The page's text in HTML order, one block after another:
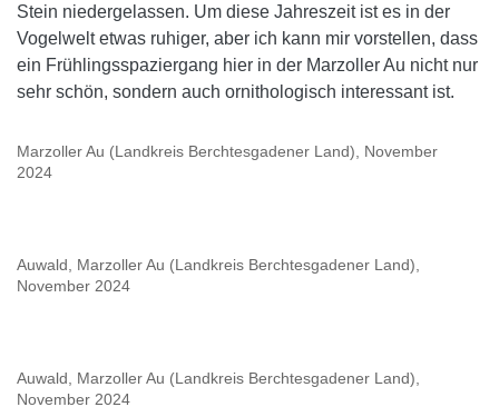
Stein niedergelassen. Um diese Jahreszeit ist es in der
Vogelwelt etwas ruhiger, aber ich kann mir vorstellen, dass
ein Frühlingsspaziergang hier in der Marzoller Au nicht nur
sehr schön, sondern auch ornithologisch interessant ist.
Marzoller Au (Landkreis Berchtesgadener Land), November
2024
Auwald, Marzoller Au (Landkreis Berchtesgadener Land),
November 2024
Auwald, Marzoller Au (Landkreis Berchtesgadener Land),
November 2024